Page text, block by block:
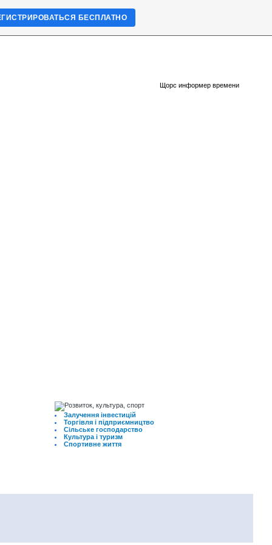
Щорс информер времени
Залучення інвестицій
Торгівля і підприємництво
Сільське господарство
Культура і туризм
Спортивне життя
БЕСПЛАТНО